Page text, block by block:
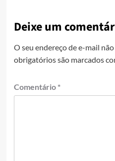
Deixe um
O seu endereço de e-mail
obrigatórios são marcados
Comentário *